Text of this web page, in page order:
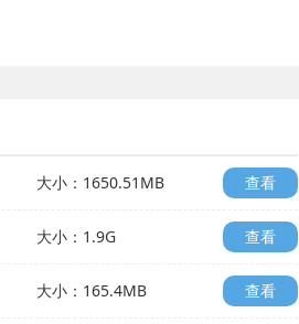
大小：1650.51MB 查看
大小：1.9G 查看
大小：165.4MB 查看